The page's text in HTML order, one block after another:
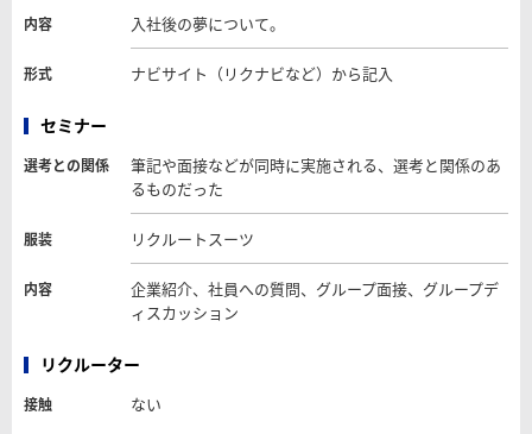
内容 入社後の夢について。
形式 ナビサイト（リクナビなど）から記入
セミナー
選考との関係
筆記や面接などが同時に実施される、選考と関係のあ
るものだった
服装 リクルートスーツ
内容
企業紹介、社員への質問、グループ面接、グループデ
ィスカッション
リクルーター
接触 ない